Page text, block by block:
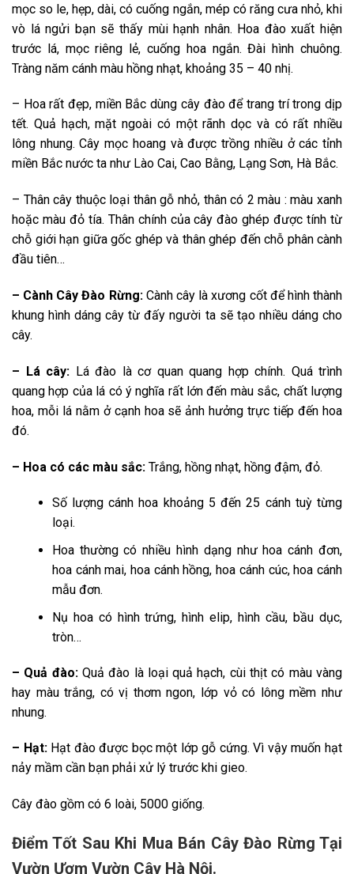
mọc so le, hẹp, dài, có cuống ngắn, mép có răng cưa nhỏ, khi
vò lá ngửi bạn sẽ thấy mùi hạnh nhân. Hoa đào xuất hiện
trước lá, mọc riêng lẻ, cuống hoa ngắn. Đài hình chuông.
Tràng năm cánh màu hồng nhạt, khoảng 35 – 40 nhị.
– Hoa rất đẹp, miền Bắc dùng cây đào để trang trí trong dịp
tết. Quả hạch, mặt ngoài có một rãnh dọc và có rất nhiều
lông nhung. Cây mọc hoang và được trồng nhiều ở các tỉnh
miền Bắc nước ta như Lào Cai, Cao Bằng, Lạng Sơn, Hà Bắc.
– Thân cây thuộc loại thân gỗ nhỏ, thân có 2 màu : màu xanh
hoặc màu đỏ tía. Thân chính của cây đào ghép được tính từ
chỗ giới hạn giữa gốc ghép và thân ghép đến chỗ phân cành
đầu tiên…
– Cành Cây Đào Rừng:Cành cây là xương cốt để hình thành
khung hình dáng cây từ đấy người ta sẽ tạo nhiều dáng cho
cây.
– Lá cây: Lá đào là cơ quan quang hợp chính. Quá trình
quang hợp của lá có ý nghĩa rất lớn đến màu sắc, chất lượng
hoa, mỗi lá nằm ở cạnh hoa sẽ ảnh hưởng trực tiếp đến hoa
đó.
– Hoa có các màu sắc: Trắng, hồng nhạt, hồng đậm, đỏ.
Số lượng cánh hoa khoảng 5 đến 25 cánh tuỳ từng
loại.
Hoa thường có nhiều hình dạng như hoa cánh đơn,
hoa cánh mai, hoa cánh hồng, hoa cánh cúc, hoa cánh
mẫu đơn.
Nụ hoa có hình trứng, hình elip, hình cầu, bầu dục,
tròn…
– Quả đào: Quả đào là loại quả hạch, cùi thịt có màu vàng
hay màu trắng, có vị thơm ngon, lớp vỏ có lông mềm như
nhung.
– Hạt:Hạt đào được bọc một lớp gỗ cứng. Vì vậy muốn hạt
nảy mầm cần bạn phải xử lý trước khi gieo.
Cây đào gồm có 6 loài, 5000 giống.
Điểm Tốt Sau Khi Mua Bán Cây Đào Rừng Tại
Vườn Ươm Vườn Cây Hà Nội.